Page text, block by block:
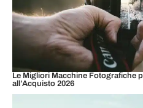
Le Migliori Macchine Fotografiche
all’Acquisto 2026